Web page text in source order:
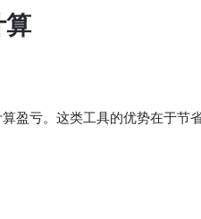
算
盈亏。这类工具的优势在于节